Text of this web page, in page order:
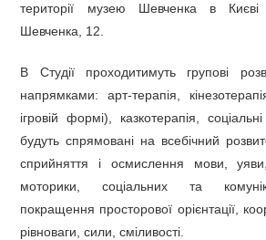
території музею Шевченка в
Шевченка, 12.
В Студії проходитимуть групові
напрямками: арт-терапія,
ігровій формі), казкотерапія,
будуть спрямовані на всебічний
сприйняття і осмислення мови,
моторики, соціальних та
покращення просторової орієнтації,
рівноваги, сили, сміливості.